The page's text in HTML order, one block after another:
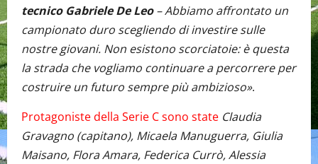
tecnico Gabriele De Leo– Abbiamo affrontato un
campionato duro scegliendo di investire sulle
nostre giovani. Non esistono scorciatoie: è questa
la strada che vogliamo continuare a percorrere per
costruire un futuro sempre più ambizioso».
Protagoniste della Serie C sono state Claudia
Gravagno (capitano), Micaela Manuguerra, Giulia
Maisano, Flora Amara, Federica Currò, Alessia